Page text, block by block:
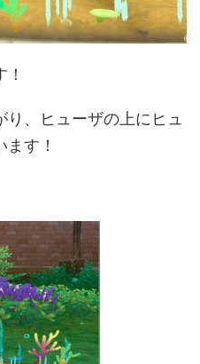
、ヒューザの上にヒュ
す！